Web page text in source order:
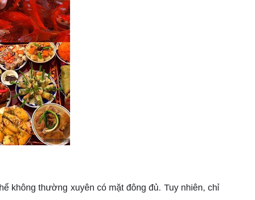
không thường xuyên có mặt đông đủ. Tuy nhiên, chỉ